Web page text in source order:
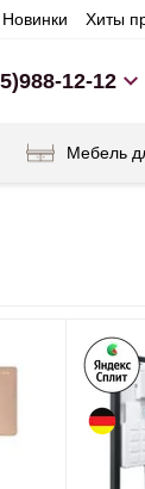
Новинки Хиты
12-12
Мебель